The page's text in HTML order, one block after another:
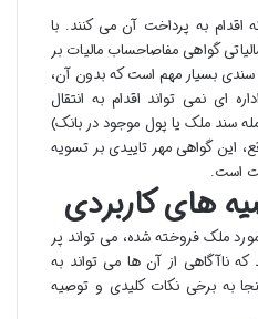
اقدام به پرداخت آن می کنند. با
گواهی مفاصاحساب مالیات بر
سندی بسیار مهم است که بدون آن،
ای نمی تواند اقدام به انتقال
سند ملک یا پول موجود در بانک)
این گواهی مهر تاییدی بر تسویه
است.
های کاربردی
ملک فروخته شده، می تواند پر
که ناآگاهی از آن ها می تواند به
به برخی نکات کلیدی و توصیه